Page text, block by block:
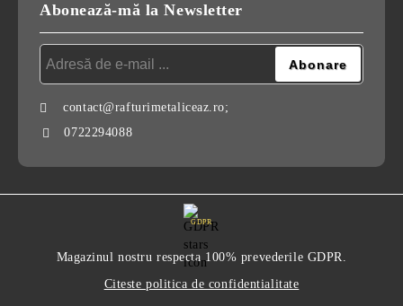
Abonează-mă la Newsletter
contact@rafturimetaliceaz.ro;
0722294088
GDPR
Magazinul nostru respecta 100% prevederile GDPR.
Citeste politica de confidentialitate